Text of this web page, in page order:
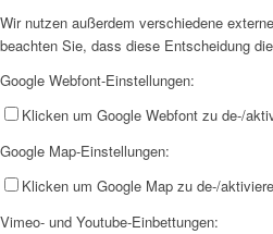
Wir nutzen außerdem verschiedene
beachten Sie, dass diese Entscheidung
Google Webfont-Einstellungen:
Klicken um Google Webfont zu de-/
Google Map-Einstellungen:
Klicken um Google Map zu de-/
Vimeo- und Youtube-Einbettungen: